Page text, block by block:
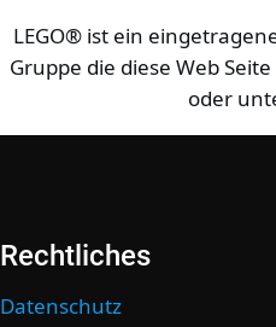
LEGO® ist ein
Gruppe die diese Web
oder
Rechtliches
Datenschutz